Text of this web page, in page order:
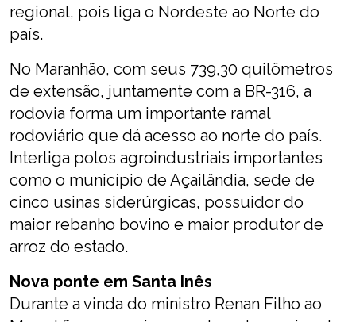
regional, pois liga o Nordeste ao Norte do
país.
No Maranhão, com seus 739,30 quilômetros
de extensão, juntamente com a BR-316, a
rodovia forma um importante ramal
rodoviário que dá acesso ao norte do país.
Interliga polos agroindustriais importantes
como o município de Açailândia, sede de
cinco usinas siderúrgicas, possuidor do
maior rebanho bovino e maior produtor de
arroz do estado.
Nova ponte em Santa Inês
Durante a vinda do ministro Renan Filho ao